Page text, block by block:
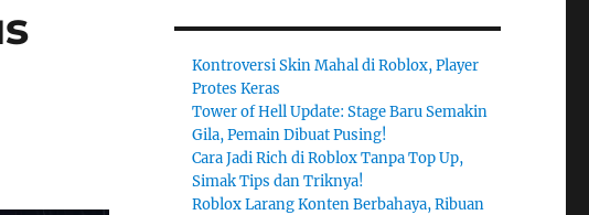
Kontroversi Skin Mahal di Roblox, Player
Protes Keras
Tower of Hell Update: Stage Baru Semakin
Gila, Pemain Dibuat Pusing!
Cara Jadi Rich di Roblox Tanpa Top Up,
Simak Tips dan Triknya!
Roblox Larang Konten Berbahaya, Ribuan